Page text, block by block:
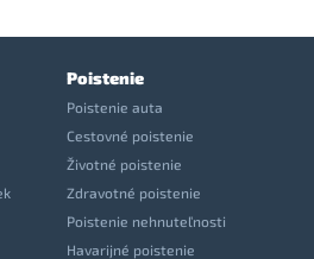
Poistenie
Poistenie auta
Cestovné poistenie
Životné poistenie
Zdravotné poistenie
Poistenie nehnuteľnosti
Havarijné poistenie